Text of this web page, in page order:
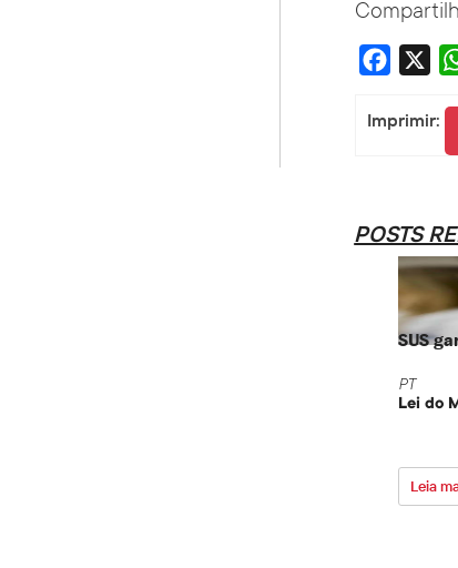
Facebook
Imprimir:
POSTS
SUS
PT
Lei do
Leia